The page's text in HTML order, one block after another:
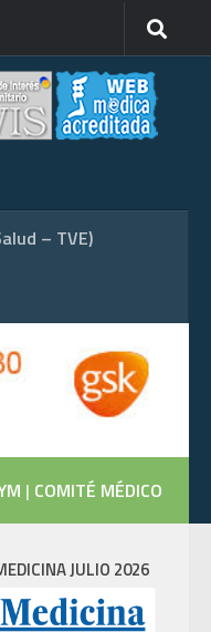
– TVE)
| COMITÉ MÉDICO
JULIO 2026